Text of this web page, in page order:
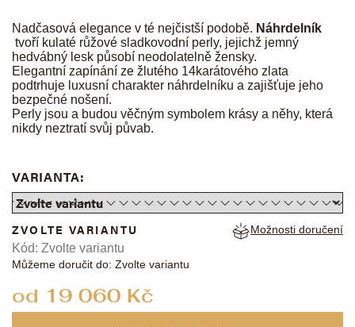
Nadčasová elegance v té nejčistší podobě. Náhrdelník
tvoří kulaté růžové sladkovodní perly, jejichž jemný
hedvábný lesk působí neodolatelně žensky.
Elegantní zapínání ze žlutého 14karátového zlata
podtrhuje luxusní charakter náhrdelníku a zajišťuje jeho
bezpečné nošení.
Perly jsou a budou věčným symbolem krásy a něhy, která
nikdy neztratí svůj půvab.
VARIANTA:
od 19 060 Kč
ZVOLTE VARIANTU
Můžeme doručit do: Zvolte variantu
Možnosti doručení
Kód: Zvolte variantu